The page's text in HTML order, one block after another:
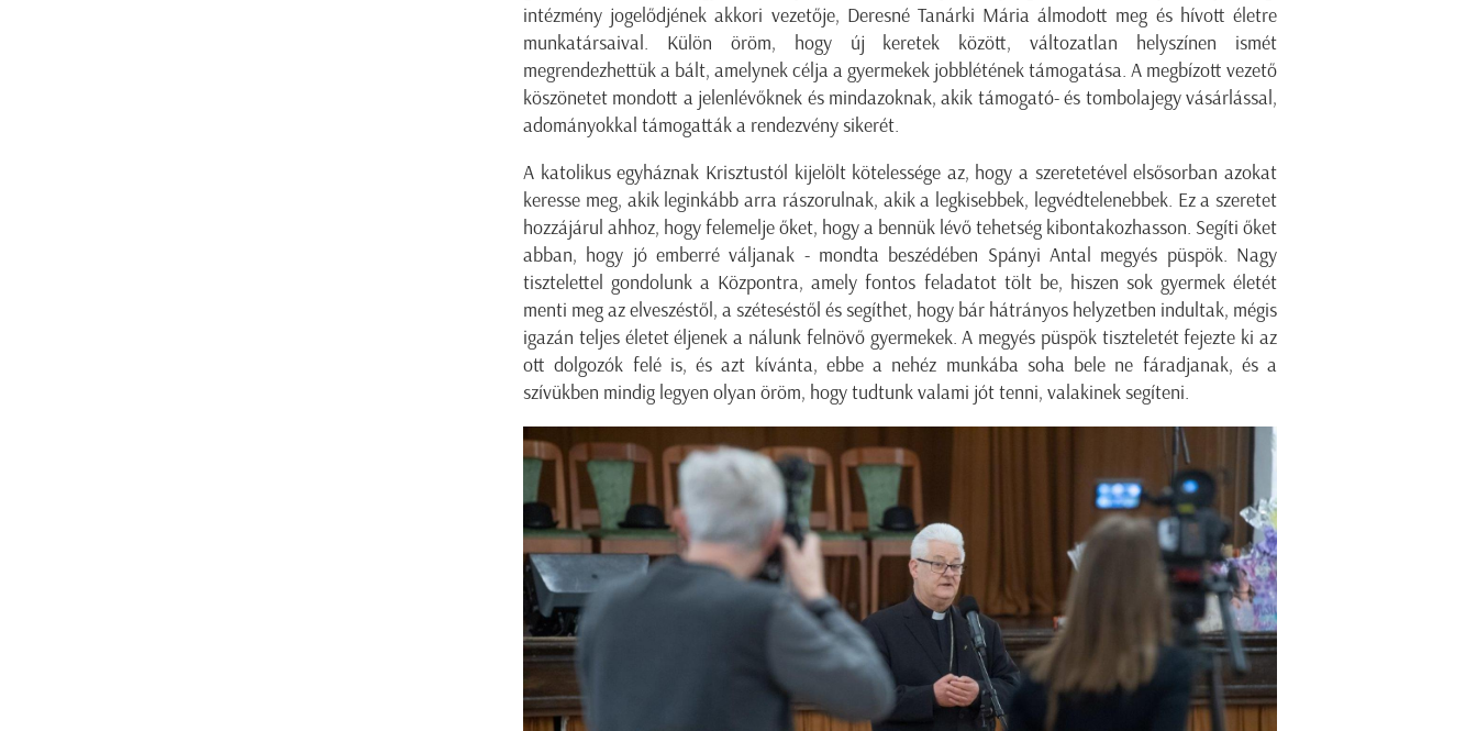
intézmény jogelődjének akkori vezetője, Deresné Tanárki Mária álmodott meg és hívott életre
munkatársaival. Külön öröm, hogy új keretek között, változatlan helyszínen ismét
megrendezhettük a bált, amelynek célja a gyermekek jobblétének támogatása. A megbízott vezető
köszönetet mondott a jelenlévőknek és mindazoknak, akik támogató- és tombolajegy vásárlással,
adományokkal támogatták a rendezvény sikerét.
A katolikus egyháznak Krisztustól kijelölt kötelessége az, hogy a szeretetével elsősorban azokat
keresse meg, akik leginkább arra rászorulnak, akik a legkisebbek, legvédtelenebbek. Ez a szeretet
hozzájárul ahhoz, hogy felemelje őket, hogy a bennük lévő tehetség kibontakozhasson. Segíti őket
abban, hogy jó emberré váljanak - mondta beszédében Spányi Antal megyés püspök. Nagy
tisztelettel gondolunk a Központra, amely fontos feladatot tölt be, hiszen sok gyermek életét
menti meg az elveszéstől, a széteséstől és segíthet, hogy bár hátrányos helyzetben indultak, mégis
igazán teljes életet éljenek a nálunk felnövő gyermekek. A megyés püspök tiszteletét fejezte ki az
ott dolgozók felé is, és azt kívánta, ebbe a nehéz munkába soha bele ne fáradjanak, és a
szívükben mindig legyen olyan öröm, hogy tudtunk valami jót tenni, valakinek segíteni.